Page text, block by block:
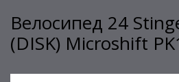
Велосипед 24
(DISK) Microshift